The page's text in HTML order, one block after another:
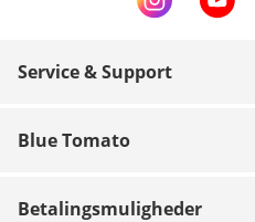
Service & Support
Betaling
Blue Tomato
Betalingsmuligheder